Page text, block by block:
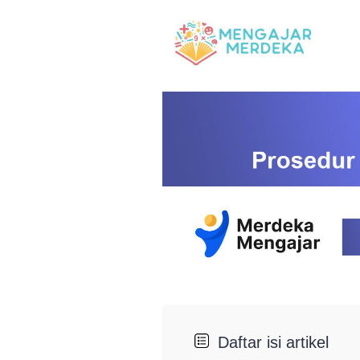
Daftar isi artikel